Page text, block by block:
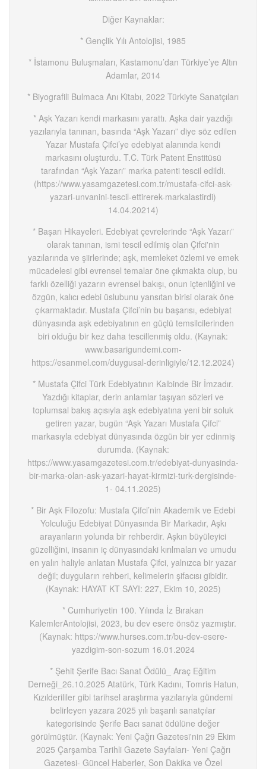
Diğer Kaynaklar:
* Gençlik Yılı Antolojisi, 1985
* İstamonu Buluşmaları, Kastamonu’dan Türkiye’ye Altın
Adamlar, 2014
* Biyografili Bulmaca Anı Kitabı, 2022 Türkiyte Sanatçıları
* Aşk Yazarı kendi markasını yarattı. Aşka dair yazdığı
yazılarıyla tanınan, basında “Aşk Yazarı” diye söz edilen
Yazar Mustafa Çifci’ye edebiyat alanında kendi
markasını oluşturdu. T.C. Türk Patent Enstitüsü
tarafından “Aşk Yazarı” marka patenti tescil edildi.
(https://www.yasamgazetesi.com.tr/mustafa-cifci-ask-
yazari-unvanini-tescil-ettirerek-markalastirdi)
14.04.20214)
* Başarı Hikayeleri. Edebiyat çevrelerinde “Aşk Yazarı”
olarak tanınan, ismi tescil edilmiş olan Çifci'nin
yazılarında ve şiirlerinde; aşk, memleket özlemi ve emek
mücadelesi gibi evrensel temalar öne çıkmakta olup, bu
farklı özelliği yazarın evrensel bakışı, onun içtenliğini ve
özgün, kalıcı edebi üslubunu yansıtan birisi olarak öne
çıkarmaktadır. Mustafa Çifci’nin bu başarısı, edebiyat
dünyasında aşk edebiyatının en güçlü temsilcilerinden
biri olduğu bir kez daha tescillenmiş oldu. (Kaynak:
www.basarigundemi.com-
https://esanmel.com/duygusal-derinligiyle/12.12.2024)
* Mustafa Çifci Türk Edebiyatının Kalbinde Bir İmzadır.
Yazdığı kitaplar, derin anlamlar taşıyan sözleri ve
toplumsal bakış açısıyla aşk edebiyatına yeni bir soluk
getiren yazar, bugün “Aşk Yazarı Mustafa Çifci”
markasıyla edebiyat dünyasında özgün bir yer edinmiş
durumda. (Kaynak:
https://www.yasamgazetesi.com.tr/edebiyat-dunyasinda-
bir-marka-olan-ask-yazari-hayat-kirmizi-turk-dergisinde-
1- 04.11.2025)
* Bir Aşk Filozofu: Mustafa Çifci’nin Akademik ve Edebi
Yolculuğu Edebiyat Dünyasında Bir Markadır, Aşkı
arayanların yolunda bir rehberdir. Aşkın büyüleyici
güzelliğini, insanın iç dünyasındaki kırılmaları ve umudu
en yalın haliyle anlatan Mustafa Çifci, yalnızca bir yazar
değil; duyguların rehberi, kelimelerin şifacısı gibidir.
(Kaynak: HAYAT KT SAYI: 227, Ekim 10, 2025)
* Cumhuriyetin 100. Yılında İz Bırakan
KalemlerAntolojisi, 2023, bu dev esere önsöz yazmıştır.
(Kaynak: https://www.hurses.com.tr/bu-dev-esere-
yazdigim-son-sozum 16.01.2024
* Şehit Şerife Bacı Sanat Ödülü_ Araç Eğitim
Derneği_26.10.2025 Atatürk, Türk Kadını, Tomris Hatun,
Kızılderililer gibi tarihsel araştırma yazılarıyla gündemi
belirleyen yazara 2025 yılı başarılı sanatçılar
kategorisinde Şerife Bacı sanat ödülüne değer
görülmüştür. (Kaynak: Yeni Çağrı Gazetesi'nin 29 Ekim
2025 Çarşamba Tarihli Gazete Sayfaları- Yeni Çağrı
Gazetesi- Güncel Haberler, Son Dakika ve Özel